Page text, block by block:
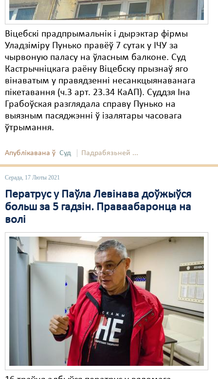
Віцебскі прадпрымальнік і дырэктар фірмы
Уладзіміру Пунько правёў 7 сутак у ІЧУ за
чырвоную паласу на ўласным балконе. Суд
Кастрычніцкага раёну Віцебску прызнаў яго
вінаватым у правядзенні несанкцыянаванага
пікетавання (ч.3 арт. 23.34 КаАП). Суддзя Іна
Грабоўская разглядала справу Пунько на
выязным пасяджэнні ў ізалятары часовага
ўтрымання.
Апублікавана ў Суд Падрабязьней ...
Серада, 17 Люты 2021
Ператрус у Паўла Левінава доўжыўся
больш за 5 гадзін. Праваабаронца на
волі